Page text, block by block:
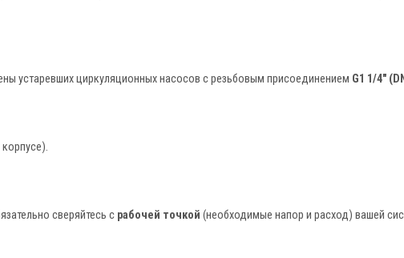
устаревших циркуляционных насосов с резьбовым присоединением G1 1/4"
сверяйтесь с рабочей точкой (необходимые напор и расход) вашей